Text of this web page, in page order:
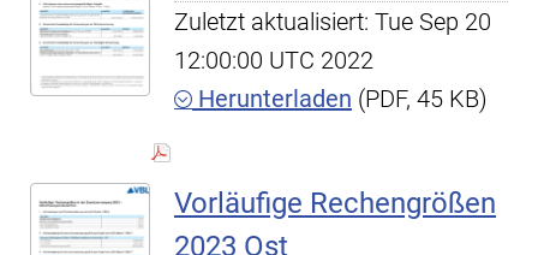
Zuletzt aktualisiert: Tue Sep 20
12:00:00 UTC 2022
Herunterladen (PDF, 45 KB)
Vorläufige Rechengrößen
2023 Ost